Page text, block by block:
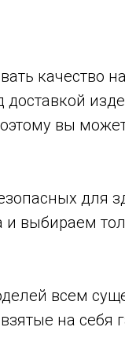
качество
доставкой
вы
для
выбираем
всем
на себя